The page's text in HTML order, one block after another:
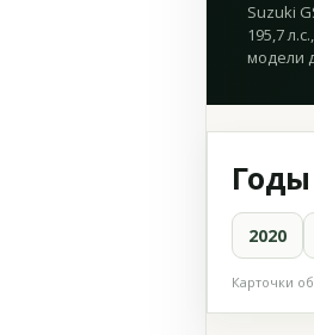
Suzuki
195,7
модели
2020
Карточки